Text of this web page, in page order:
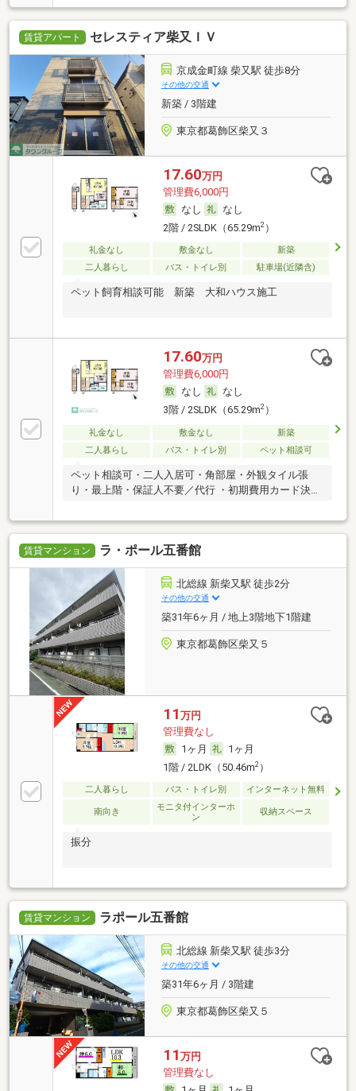
賃貸アパート セレスティア柴又ＩＶ
京成金町線 柴又駅 徒歩8分
その他の交通
新築 / 3階建
東京都葛飾区柴又３
17.60万円
管理費6,000円
なし
なし
2階 / 2SLDK（65.29m2）
礼金なし 敷金なし
新築
二人暮らし
バス・トイレ別 駐車場(近隣含)
ペット飼育相談可能 新築 大和ハウス施工
17.60万円
管理費6,000円
なし
なし
3階 / 2SLDK（65.29m2）
礼金なし 敷金なし
新築
二人暮らし
バス・トイレ別 ペット相談可
ペット相談可・二人入居可・角部屋・外観タイル張
り・最上階・保証人不要／代行 ・初期費用カード決済
賃貸マンション ラ・ポール五番館
北総線 新柴又駅 徒歩2分
その他の交通
築31年6ヶ月 / 地上3階地下1階建
東京都葛飾区柴又５
11 万円
管理費なし
1ヶ月
1ヶ月
1階 / 2LDK（50.46m2）
二人暮らし バス・トイレ別 インターネット無料
南向き
モニタ付インターホ
ン
収納スペース
振分
賃貸マンション ラポール五番館
北総線 新柴又駅 徒歩3分
その他の交通
築31年6ヶ月 / 3階建
東京都葛飾区柴又５
11 万円
管理費なし